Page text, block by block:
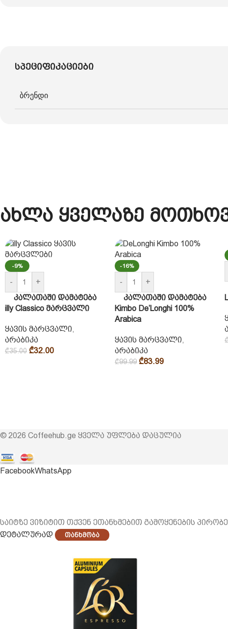
სპეციფიკაციები
ბრენდი
ახლა ყველაზე
-9%
-
+
კალათაში დამატება
illy Classico მარცვალი
ყავის მარცვალი,
არაბიკა
₾35.00 ₾32.00
-16%
-
+
კალათაში დამატება
Kimbo De’Longhi 100%
Arabica
ყავის მარცვალი,
არაბიკა
₾99.99 ₾83.99
© 2026 Coffeehub.ge ყველა უფლება დაცულია
FacebookWhatsApp
საიტზე ვიზიტით თქვენ ეთანხმებით გამოყენების
დეტალურად
Თანხმობა